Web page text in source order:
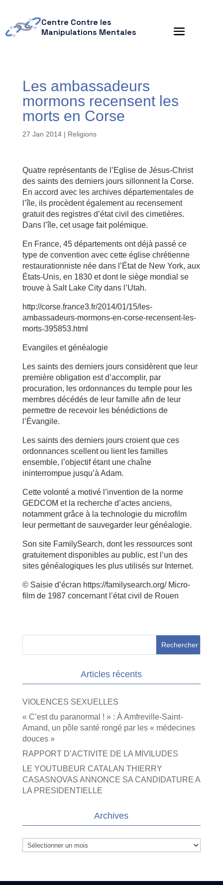
Centre Contre les
Manipulations Mentales
Les ambassadeurs
mormons recensent les
morts en Corse
27 Jan 2014| Religions
Quatre représentants de l’Eglise de Jésus-Christ
des saints des derniers jours sillonnent la Corse.
En accord avec les archives départementales de
l’île, ils procèdent également au recensement
gratuit des registres d’état civil des cimetières.
Dans l’île, cet usage fait polémique.
En France, 45 départements ont déjà passé ce
type de convention avec cette église chrétienne
restaurationniste née dans l’État de New York, aux
États-Unis, en 1830 et dont le siège mondial se
trouve à Salt Lake City dans l’Utah.
http://corse.france3.fr/2014/01/15/les-
ambassadeurs-mormons-en-corse-recensent-les-
morts-395853.html
Evangiles et généalogie
Les saints des derniers jours considèrent que leur
première obligation est d’accomplir, par
procuration, les ordonnances du temple pour les
membres décédés de leur famille afin de leur
permettre de recevoir les bénédictions de
l’Évangile.
Les saints des derniers jours croient que ces
ordonnances scellent ou lient les familles
ensemble, l’objectif étant une chaîne
ininterrompue jusqu’à Adam.
Cette volonté a motivé l’invention de la norme
GEDCOM et la recherche d’actes anciens,
notamment grâce à la technologie du microfilm
leur permettant de sauvegarder leur généalogie.
Son site FamilySearch, dont les ressources sont
gratuitement disponibles au public, est l’un des
sites généalogiques les plus utilisés sur Internet.
© Saisie d’écran https://familysearch.org/ Micro-
film de 1987 concernant l’état civil de Rouen
Articles récents
VIOLENCES SEXUELLES
« C’est du paranormal ! » : À Amfreville-Saint-
Amand, un pôle santé rongé par les « médecines
douces »
RAPPORT D’ACTIVITE DE LA MIVILUDES
LE YOUTUBEUR CATALAN THIERRY
CASASNOVAS ANNONCE SA CANDIDATURE A
LA PRESIDENTIELLE
Archives
Archives